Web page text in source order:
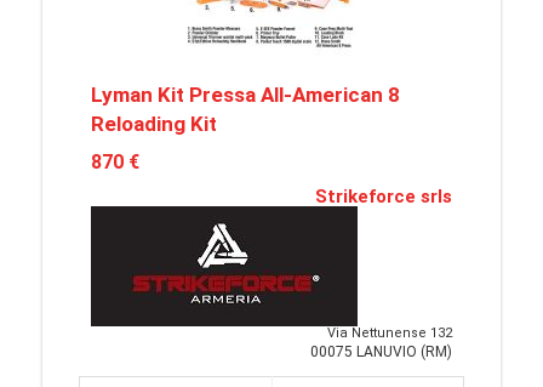
Lyman Kit Pressa All-American 8
Reloading Kit
870 €
Strikeforce srls
Via Nettunense 132
00075 LANUVIO (RM)